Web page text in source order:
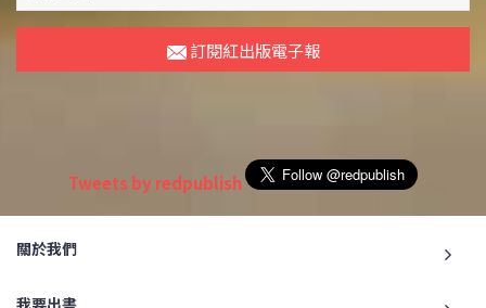
訂閱紅出版電子報
Tweets by redpublish
關於我們
我要出書